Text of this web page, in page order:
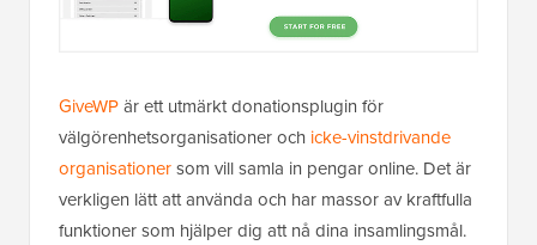
GiveWPär ett utmärkt donationsplugin för
välgörenhetsorganisationer och icke-vinstdrivande
organisationersom vill samla in pengar online. Det är
verkligen lätt att använda och har massor av kraftfulla
funktioner som hjälper dig att nå dina insamlingsmål.